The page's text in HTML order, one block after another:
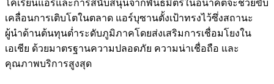
โคเรียนแอร์และการสนับสนุนจากพันธมิตรในอนาคตจะช่วยขับ
เคลื่อนการเติบโตในตลาด แอร์บุซานตั้งเป้าทรงไว้ซึ่งสถานะ
ผู้นำด้านต้นทุนต่ำระดับภูมิภาคโดยส่งเสริมการเชื่อมโยงใน
เอเชีย ด้วยมาตรฐานความปลอดภัย ความน่าเชื่อถือ และ
คุณภาพบริการสูงสุด